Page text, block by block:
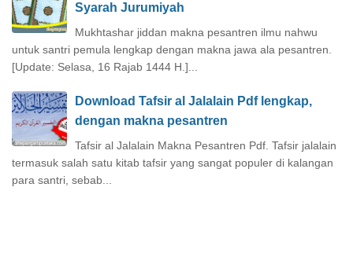
Syarah Jurumiyah
Mukhtashar jiddan makna pesantren ilmu nahwu
untuk santri pemula lengkap dengan makna jawa ala pesantren.
[Update: Selasa, 16 Rajab 1444 H.]...
Download Tafsir al Jalalain Pdf lengkap,
dengan makna pesantren
Tafsir al Jalalain Makna Pesantren Pdf. Tafsir jalalain
termasuk salah satu kitab tafsir yang sangat populer di kalangan
para santri, sebab...